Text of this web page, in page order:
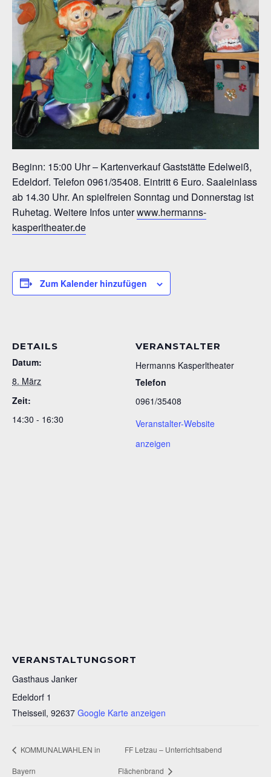
Beginn: 15:00 Uhr – Kartenverkauf Gaststätte Edelweiß,
Edeldorf. Telefon 0961/35408. Eintritt 6 Euro. Saaleinlass
ab 14.30 Uhr. An spielfreien Sonntag und Donnerstag ist
Ruhetag. Weitere Infos unterwww.hermanns-
kasperltheater.de
Zum Kalender hinzufügen
DETAILS
Datum:
8. März
Zeit:
14:30 - 16:30
VERANSTALTER
Hermanns Kasperltheater
Telefon
0961/35408
Veranstalter-Website
anzeigen
VERANSTALTUNGSORT
Gasthaus Janker
Edeldorf 1
Theisseil, 92637 Google Karte anzeigen
KOMMUNALWAHLEN in
Bayern
FF Letzau – Unterrichtsabend
Flächenbrand